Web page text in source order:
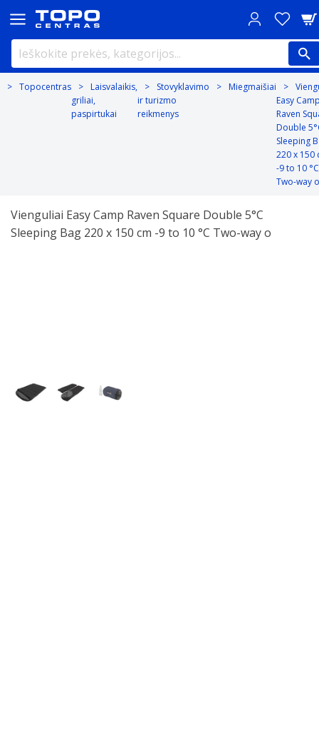
Topocentras
Laisvalaikis,
griliai,
paspirtukai
Stovyklavimo
ir turizmo
reikmenys
Miegmaišiai
Easy
Raven
Double
Sleeping
220 x 150
-9 to 10 °C
Two-way o
Vienguliai Easy Camp Raven Square Double 5°C
Sleeping Bag 220 x 150 cm -9 to 10 °C Two-way o